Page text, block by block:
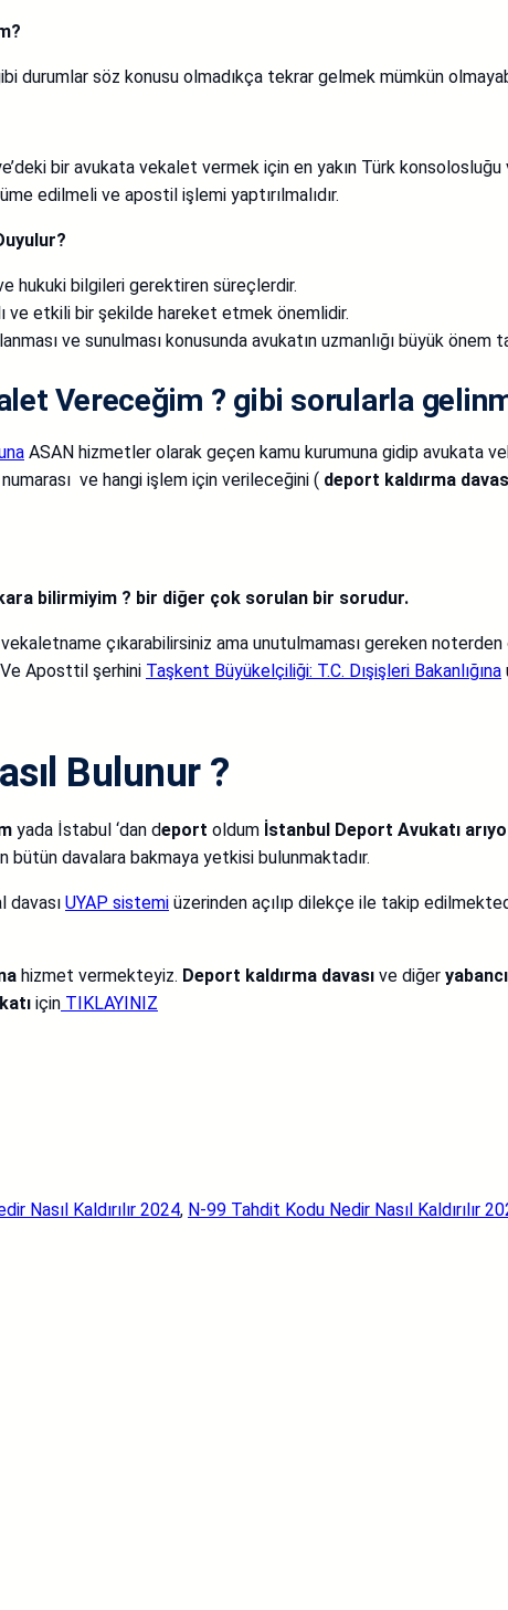
durumlar söz konusu olmadıkça tekrar gelmek mümkün
bir avukata vekalet vermek için en yakın Türk
edilmeli ve apostil işlemi yaptırılmalıdır.
hukuki bilgileri gerektiren süreçlerdir.
ve etkili bir şekilde hareket etmek önemlidir.
ve sunulması konusunda avukatın uzmanlığı büyük önem
Vereceğim ? gibi sorularla
ASAN hizmetler olarak geçen kamu kurumuna gidip avukata
numarası ve hangi işlem için verileceğini ( deport kaldırma
bilirmiyim ? bir diğer çok sorulan bir sorudur.
vekaletname çıkarabilirsiniz ama unutulmaması gereken noterden
Ve Aposttil şerhini Taşkent Büyükelçiliği: T.C. Dışişleri Bakanlığına
Bulunur ?
yada İstabul ‘dan deport oldum İstanbul Deport Avukatı
bütün davalara bakmaya yetkisi bulunmaktadır.
davası UYAP sistemi üzerinden açılıp dilekçe ile takip
hizmet vermekteyiz. Deport kaldırma davası ve diğer
için TIKLAYINIZ
Nasıl Kaldırılır 2024, N-99 Tahdit Kodu Nedir Nasıl Kaldırılır